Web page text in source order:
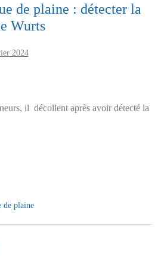
de plaine : détecter la
Wurts
2024
il décollent après avoir détecté la
!
de plaine